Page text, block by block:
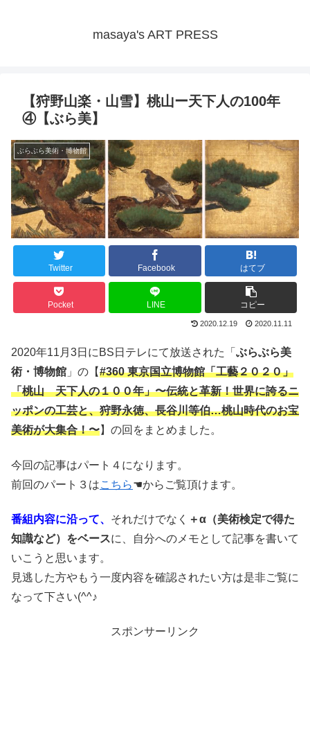
masaya's ART PRESS
【狩野山楽・山雪】桃山ー天下人の100年
④【ぶら美】
ぶらぶら美術・博物館
Twitter Facebook はてブ
Pocket LINE コピー
2020.12.19 2020.11.11
2020年11月3日にBS日テレにて放送された「 ぶらぶら美
術・博物館 」の【#360 東京国立博物館「工藝２０２０」
「桃山 天下人の１００年」〜伝統と革新！世界に誇るニ
ッポンの工芸と、狩野永徳、長谷川等伯…桃山時代のお宝
美術が大集合！〜】の回をまとめました。
今回の記事はパート４になります。
前回のパート３はこちら☚からご覧頂けます。
番組内容に沿って、 それだけでなく ＋α（美術検定で得た
知識など）をベースに、自分へのメモとして記事を書いて
いこうと思います。
見逃した方やもう一度内容を確認されたい方は是非ご覧に
なって下さい(^^♪
スポンサーリンク